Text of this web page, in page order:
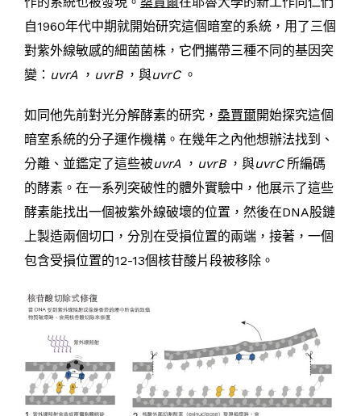
自1960年代中期就開始研究這個暗室的系統，用了三個
對紫外線敏感的細菌菌株，它們攜帶三種不同的基因突
變： uvrA ， uvrB ，與uvrC 。
如同他先前對光分解酵素的研究， 桑賈爾開始探究這個
暗室系統的分子運作機構。在幾年之內他想辦法找到、
分離、並鑑定了這些被uvrA ， uvrB ，與uvrC 所編碼
的酵素。在一系列突破性的體外實驗中，他展示了這些
酵素能找出一個被紫外線破壞的位置，然後在DNA股鏈
上製造兩個切口，分別在受損位置的兩端，接著，一個
包含受損位置的12-13個核苷酸片段被移除。